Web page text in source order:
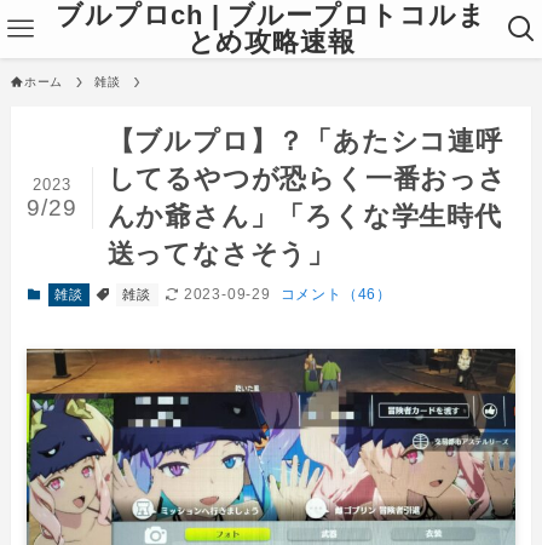
ブルプロch | ブループロトコルま
とめ攻略速報
ホーム 雑談
【ブルプロ】？「あたシコ連呼
してるやつが恐らく一番おっさ
んか爺さん」「ろくな学生時代
送ってなさそう」
2023
9/29
雑談 雑談 2023-09-29 コメント（46）